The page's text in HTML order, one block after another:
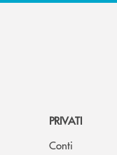
PRIVATI
Conti